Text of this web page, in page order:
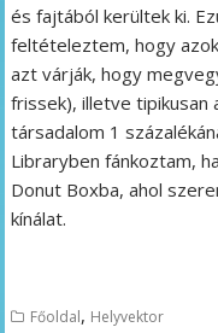
és fajtából kerültek ki.
feltételeztem, hogy
azt várják, hogy
frissek), illetve tipikusan
társadalom 1
Libraryben fánkoztam,
Donut Boxba, ahol
kínálat.
Főoldal, Helyvektor